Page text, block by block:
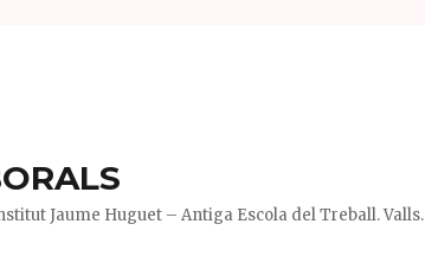
Jaume Huguet – Antiga Escola del Treball. Valls.